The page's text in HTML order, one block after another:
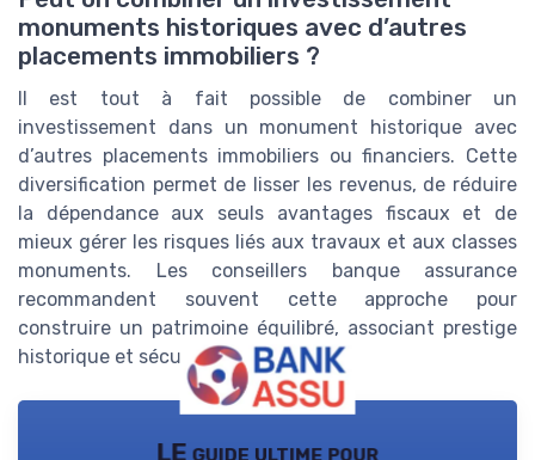
monuments historiques avec d’autres
placements immobiliers ?
Il est tout à fait possible de combiner un
investissement dans un monument historique avec
d’autres placements immobiliers ou financiers. Cette
diversification permet de lisser les revenus, de réduire
la dépendance aux seuls avantages fiscaux et de
mieux gérer les risques liés aux travaux et aux classes
monuments. Les conseillers banque assurance
recommandent souvent cette approche pour
construire un patrimoine équilibré, associant prestige
historique et sécurité financière.
LE guide ultime pour